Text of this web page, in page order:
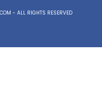
- ALL RIGHTS RESERVED